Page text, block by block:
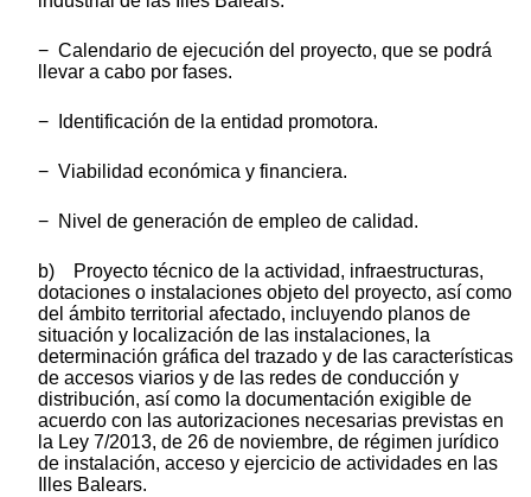
− Calendario de ejecución del proyecto, que se podrá
llevar a cabo por fases.
− Identificación de la entidad promotora.
− Viabilidad económica y financiera.
− Nivel de generación de empleo de calidad.
b) Proyecto técnico de la actividad, infraestructuras,
dotaciones o instalaciones objeto del proyecto, así como
del ámbito territorial afectado, incluyendo planos de
situación y localización de las instalaciones, la
determinación gráfica del trazado y de las características
de accesos viarios y de las redes de conducción y
distribución, así como la documentación exigible de
acuerdo con las autorizaciones necesarias previstas en
la Ley 7/2013, de 26 de noviembre, de régimen jurídico
de instalación, acceso y ejercicio de actividades en las
Illes Balears.